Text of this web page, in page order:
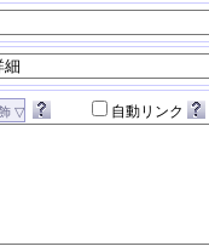
自動リンク